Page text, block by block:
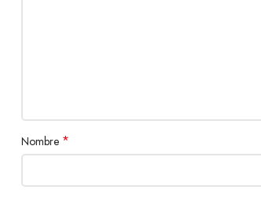
Nombre *